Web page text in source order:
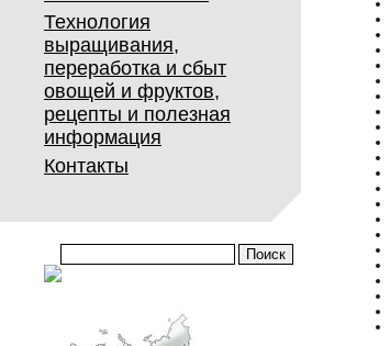
Технология
выращивания,
переработка и сбыт
овощей и фруктов,
рецепты и полезная
информация
Контакты